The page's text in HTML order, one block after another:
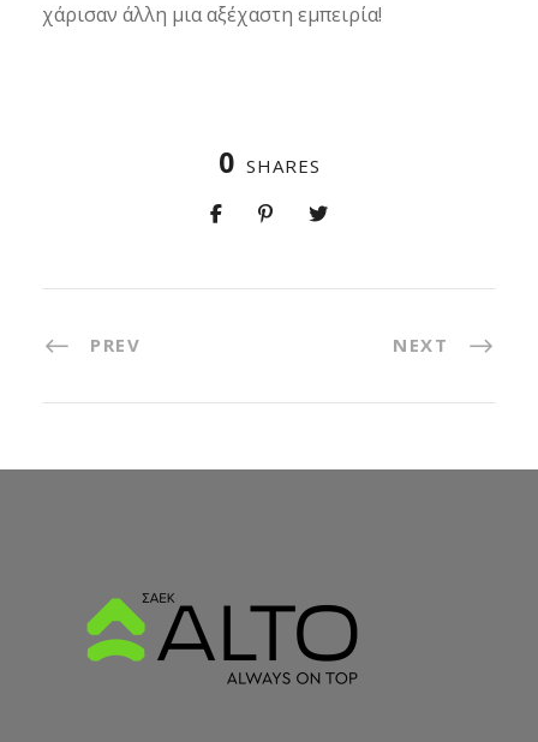
χάρισαν άλλη μια αξέχαστη εμπειρία!
0 SHARES
PREV NEXT